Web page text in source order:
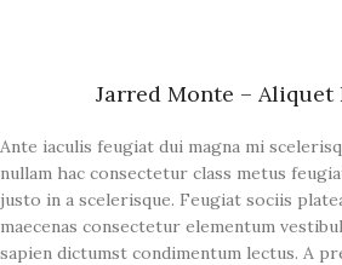
Jarred Monte –
Ante iaculis feugiat dui magna mi
nullam hac consectetur class metus
justo in a scelerisque. Feugiat sociis
maecenas consectetur elementum
sapien dictumst condimentum lectus. A